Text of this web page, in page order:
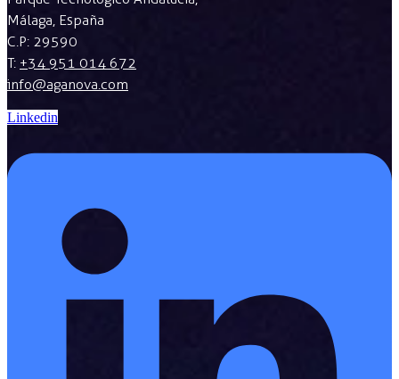
Málaga, España
C.P: 29590
T: +34 951 014 672
info@aganova.com
Linkedin